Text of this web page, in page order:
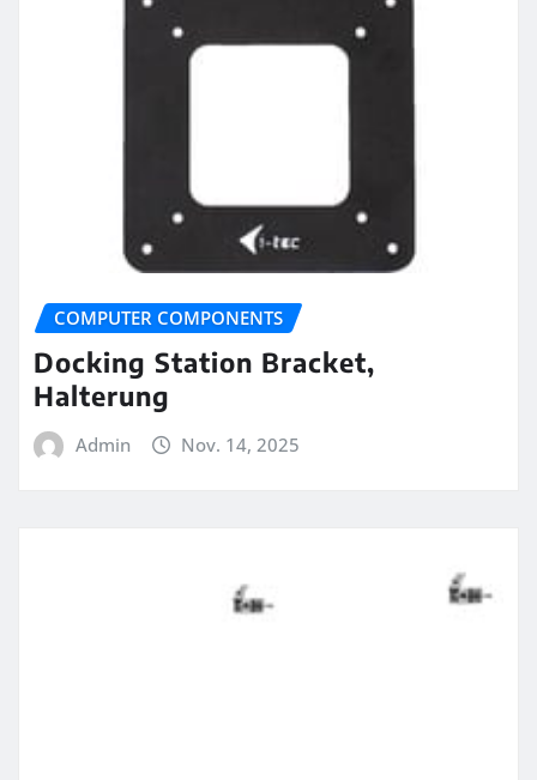
COMPUTER COMPONENTS
Docking Station Bracket,
Halterung
Admin Nov. 14, 2025